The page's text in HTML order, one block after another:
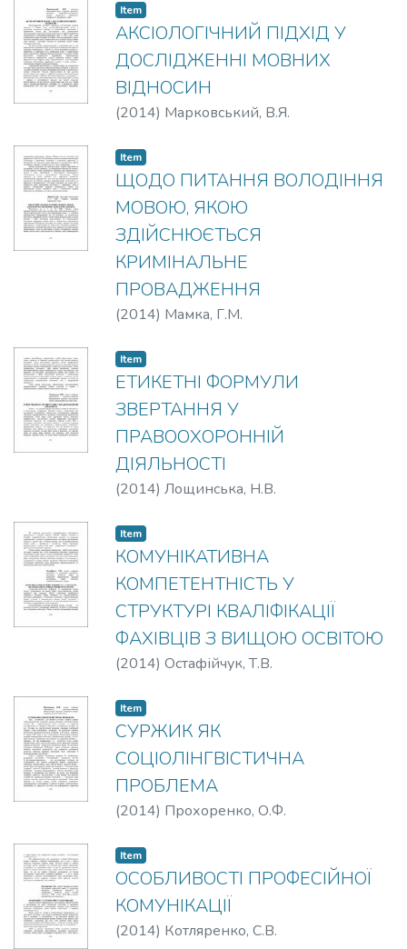
Item
АКСІОЛОГІЧНИЙ ПІДХІД У
ДОСЛІДЖЕННІ МОВНИХ
ВІДНОСИН
(2014) Марковський, В.Я.
Item
ЩОДО ПИТАННЯ ВОЛОДІННЯ
МОВОЮ, ЯКОЮ
ЗДІЙСНЮЄТЬСЯ
КРИМІНАЛЬНЕ
ПРОВАДЖЕННЯ
(2014) Мамка, Г.М.
Item
ЕТИКЕТНІ ФОРМУЛИ
ЗВЕРТАННЯ У
ПРАВООХОРОННІЙ
ДІЯЛЬНОСТІ
(2014) Лощинська, Н.В.
Item
КОМУНІКАТИВНА
КОМПЕТЕНТНІСТЬ У
СТРУКТУРІ КВАЛІФІКАЦІЇ
ФАХІВЦІВ З ВИЩОЮ ОСВІТОЮ
(2014) Остафійчук, Т.В.
Item
СУРЖИК ЯК
СОЦІОЛІНГВІСТИЧНА
ПРОБЛЕМА
(2014) Прохоренко, О.Ф.
Item
ОСОБЛИВОСТІ ПРОФЕСІЙНОЇ
КОМУНІКАЦІЇ
(2014) Котляренко, С.В.